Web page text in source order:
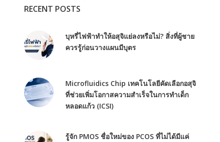
RECENT POSTS
บุหรี่ไฟฟ้าทำให้อสุจิแย่ลงหรือไม่? สิ่งที่ผู้ชาย
ควรรู้ก่อนวางแผนมีบุตร
Microfluidics Chip เทคโนโลยีคัดเลือกอสุจิ
ที่ช่วยเพิ่มโอกาสความสำเร็จในการทำเด็ก
หลอดแก้ว (ICSI)
รู้จัก PMOS ชื่อใหม่ของ PCOS ที่ไม่ได้มีแค่